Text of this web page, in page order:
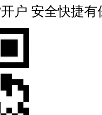
户 安全快捷